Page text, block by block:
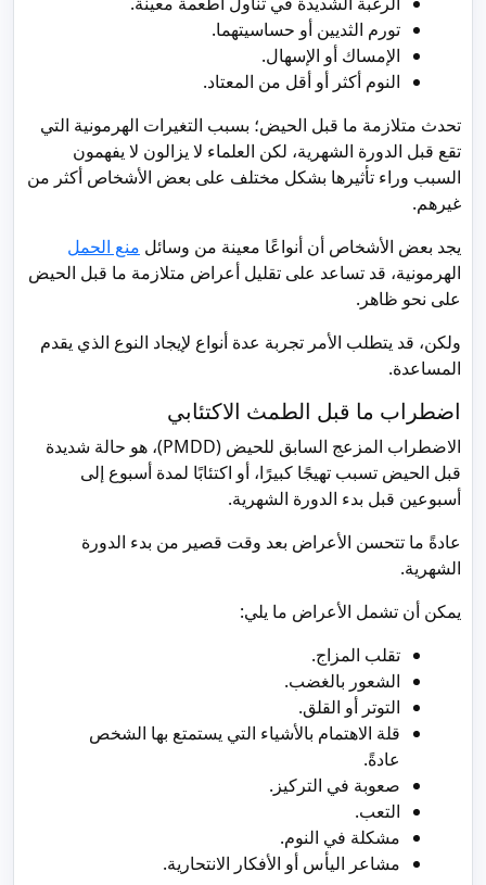
تورم الثديين أو حساسيتهما.
الإمساك أو الإسهال.
النوم أكثر أو أقل من المعتاد.
تحدث متلازمة ما قبل الحيض؛ بسبب التغيرات الهرمونية التي
تقع قبل الدورة الشهرية، لكن العلماء لا يزالون لا يفهمون
السبب وراء تأثيرها بشكل مختلف على بعض الأشخاص أكثر من
غيرهم.
يجد بعض الأشخاص أن أنواعًا معينة من وسائل منع الحمل
الهرمونية، قد تساعد على تقليل أعراض متلازمة ما قبل الحيض
على نحو ظاهر.
ولكن، قد يتطلب الأمر تجربة عدة أنواع لإيجاد النوع الذي يقدم
المساعدة.
اضطراب ما قبل الطمث الاكتئابي
الاضطراب المزعج السابق للحيض (PMDD)، هو حالة شديدة
قبل الحيض تسبب تهيجًا كبيرًا، أو اكتئابًا لمدة أسبوع إلى
أسبوعين قبل بدء الدورة الشهرية.
عادةً ما تتحسن الأعراض بعد وقت قصير من بدء الدورة
الشهرية.
يمكن أن تشمل الأعراض ما يلي:
تقلب المزاج.
الشعور بالغضب.
التوتر أو القلق.
قلة الاهتمام بالأشياء التي يستمتع بها الشخص
عادةً.
صعوبة في التركيز.
التعب.
مشكلة في النوم.
مشاعر اليأس أو الأفكار الانتحارية.